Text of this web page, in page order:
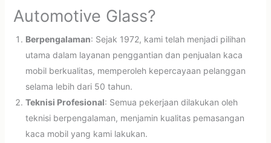
Automotive Glass?
Berpengalaman: Sejak 1972, kami telah menjadi pilihan
utama dalam layanan penggantian dan penjualan kaca
mobil berkualitas, memperoleh kepercayaan pelanggan
selama lebih dari 50 tahun.
Teknisi Profesional: Semua pekerjaan dilakukan oleh
teknisi berpengalaman, menjamin kualitas pemasangan
kaca mobil yang kami lakukan.